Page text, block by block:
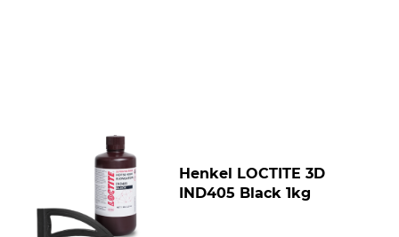
Henkel LOCTITE 3D
IND405 Black 1kg